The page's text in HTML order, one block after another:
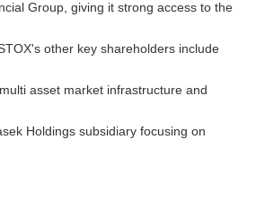
Group, giving it strong access to the
other key shareholders include
asset market infrastructure and
Holdings subsidiary focusing on